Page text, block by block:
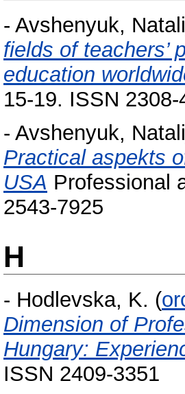
- Avshenyuk,
fields of teachers’
education
15-19. ISSN 2308-
- Avshenyuk,
Practical aspekts
USA Professional
2543-7925
H
- Hodlevska, K. (
Dimension оf
Hungary:
ISSN 2409-3351